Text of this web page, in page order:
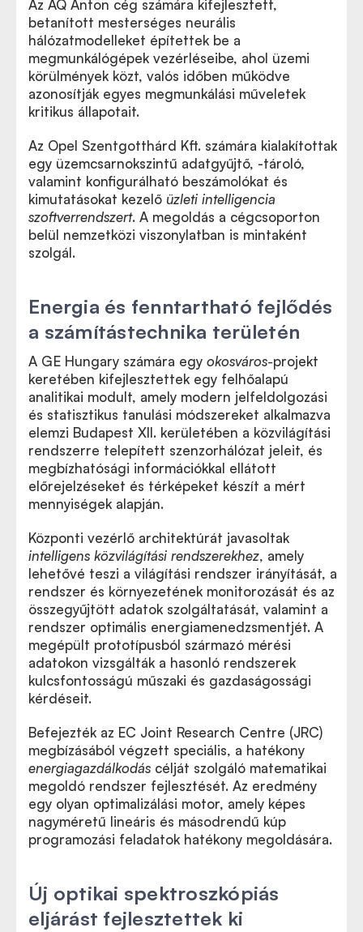
Az AQ Anton cég számára kifejlesztett,
betanított mesterséges neurális
hálózatmodelleket építettek be a
megmunkálógépek vezérléseibe, ahol üzemi
körülmények közt, valós időben működve
azonosítják egyes megmunkálási műveletek
kritikus állapotait.
Az Opel Szentgotthárd Kft. számára kialakítottak
egy üzemcsarnokszintű adatgyűjtő, -tároló,
valamint konfigurálható beszámolókat és
kimutatásokat kezelő üzleti intelligencia
szoftverrendszert. A megoldás a cégcsoporton
belül nemzetközi viszonylatban is mintaként
szolgál.
Energia és fenntartható fejlődés
a számítástechnika területén
A GE Hungary számára egy okosváros-projekt
keretében kifejlesztettek egy felhőalapú
analitikai modult, amely modern jelfeldolgozási
és statisztikus tanulási módszereket alkalmazva
elemzi Budapest XII. kerületében a közvilágítási
rendszerre telepített szenzorhálózat jeleit, és
megbízhatósági információkkal ellátott
előrejelzéseket és térképeket készít a mért
mennyiségek alapján.
Központi vezérlő architektúrát javasoltak
intelligens közvilágítási rendszerekhez, amely
lehetővé teszi a világítási rendszer irányítását, a
rendszer és környezetének monitorozását és az
összegyűjtött adatok szolgáltatását, valamint a
rendszer optimális energiamenedzsmentjét. A
megépült prototípusból származó mérési
adatokon vizsgálták a hasonló rendszerek
kulcsfontosságú műszaki és gazdaságossági
kérdéseit.
Befejezték az EC Joint Research Centre (JRC)
megbízásából végzett speciális, a hatékony
energiagazdálkodás célját szolgáló matematikai
megoldó rendszer fejlesztését. Az eredmény
egy olyan optimalizálási motor, amely képes
nagyméretű lineáris és másodrendű kúp
programozási feladatok hatékony megoldására.
Új optikai spektroszkópiás
eljárást fejlesztettek ki